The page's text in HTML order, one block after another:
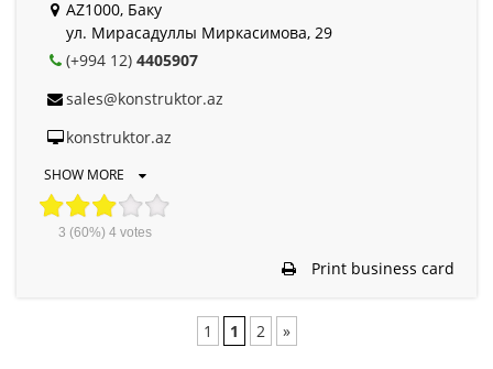
AZ1000, Баку
ул. Мирасадуллы Миркасимова, 29
(+994 12) 4405907
sales@konstruktor.az
konstruktor.az
SHOW MORE
3 (60%) 4votes
Print business card
1 1 2 »